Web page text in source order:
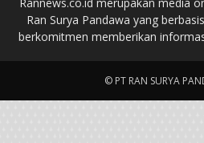
Rannews.co.id merupakan media
Ran Surya Pandawa yang
berkomitmen memberikan
© PT RAN SURYA